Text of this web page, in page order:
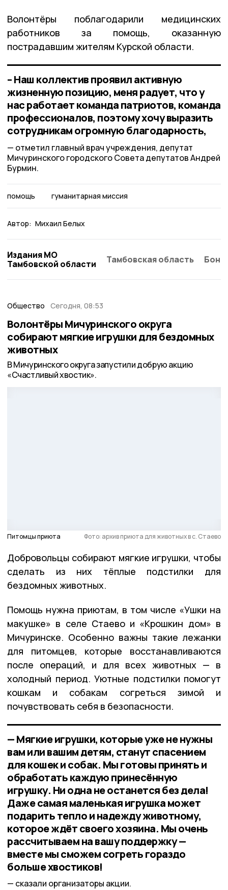
Волонтёры поблагодарили медицинских
работников за помощь, оказанную
пострадавшим жителям Курской области.
– Наш коллектив проявил активную
жизненную позицию, меня радует, что у
нас работает команда патриотов, команда
профессионалов, поэтому хочу выразить
сотрудникам огромную благодарность,
отметил главный врач учреждения, депутат
Мичуринского городского Совета депутатов Андрей
Бурмин.
помощь гуманитарная миссия
Автор: Михаил Белых
Издания МО
Тамбовской области
Тамбовская область
Общество Сегодня, 08:53
Волонтёры Мичуринского округа
собирают мягкие игрушки для бездомных
животных
В Мичуринского округа запустили добрую акцию
«Счастливый хвостик».
Питомцы приюта Фото: архив приюта для животных в с. Стаево
Добровольцы собирают мягкие игрушки, чтобы
сделать из них тёплые подстилки для
бездомных животных.
Помощь нужна приютам, в том числе «Ушки на
макушке» в селе Стаево и «Крошкин дом» в
Мичуринске. Особенно важны такие лежанки
для питомцев, которые восстанавливаются
после операций, и для всех животных — в
холодный период. Уютные подстилки помогут
кошкам и собакам согреться зимой и
почувствовать себя в безопасности.
— Мягкие игрушки, которые уже не нужны
вам или вашим детям, станут спасением
для кошек и собак. Мы готовы принять и
обработать каждую принесённую
игрушку. Ни одна не останется без дела!
Даже самая маленькая игрушка может
подарить тепло и надежду животному,
которое ждёт своего хозяина. Мы очень
рассчитываем на вашу поддержку —
вместе мы сможем согреть гораздо
больше хвостиков!
сказали организаторы акции.